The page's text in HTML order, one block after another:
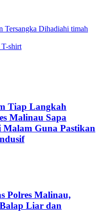
Tersangka Dihadiahi timah
shirt
Tiap Langkah
Malinau Sapa
Guna Pastikan
Polres Malinau,
Liar dan